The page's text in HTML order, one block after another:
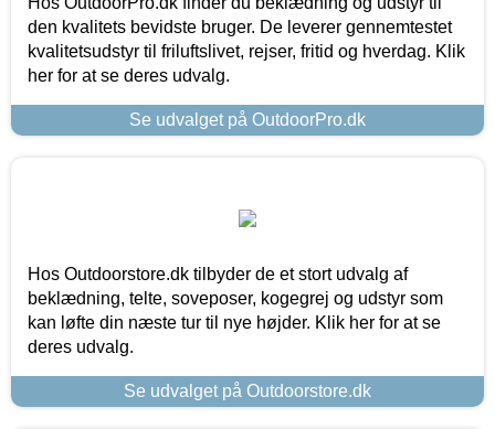
den kvalitets bevidste bruger. De leverer gennemtestet
kvalitetsudstyr til friluftslivet, rejser, fritid og hverdag. Klik
her for at se deres udvalg.
Se udvalget på OutdoorPro.dk
Hos Outdoorstore.dk tilbyder de et stort udvalg af
beklædning, telte, soveposer, kogegrej og udstyr som
kan løfte din næste tur til nye højder. Klik her for at se
deres udvalg.
Se udvalget på Outdoorstore.dk